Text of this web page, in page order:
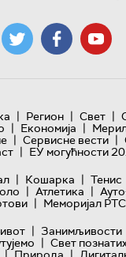
| Регион | Свет |
| Економија |
| Сервисне вести |
| ЕУ могућности
| Кошарка | Тенис
| Атлетика |
| Меморијал РТС
| Занимљивости
| Свет